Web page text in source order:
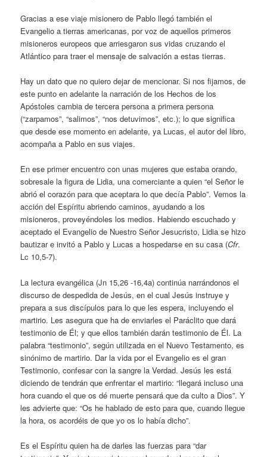
Gracias a ese viaje misionero de Pablo llegó también el
Evangelio a tierras americanas, por voz de aquellos primeros
misioneros europeos que arriesgaron sus vidas cruzando el
Atlántico para traer el mensaje de salvación a estas tierras.
Hay un dato que no quiero dejar de mencionar. Si nos fijamos, de
este punto en adelante la narración de los Hechos de los
Apóstoles cambia de tercera persona a primera persona
(“zarpamos”, “salimos”, “nos detuvimos”, etc.); lo que significa
que desde ese momento en adelante, ya Lucas, el autor del libro,
acompaña a Pablo en sus viajes.
En ese primer encuentro con unas mujeres que estaba orando,
sobresale la figura de Lidia, una comerciante a quien “el Señor le
abrió el corazón para que aceptara lo que decía Pablo”. Vemos la
acción del Espíritu abriendo caminos, ayudando a los
misioneros, proveyéndoles los medios. Habiendo escuchado y
aceptado el Evangelio de Nuestro Señor Jesucristo, Lidia se hizo
bautizar e invitó a Pablo y Lucas a hospedarse en su casa (Cfr.
Lc 10,5-7).
La lectura evangélica (Jn 15,26 -16,4a) continúa narrándonos el
discurso de despedida de Jesús, en el cual Jesús instruye y
prepara a sus discípulos para lo que les espera, incluyendo el
martirio. Les asegura que ha de enviarles el Paráclito que dará
testimonio de Él; y que ellos también darán testimonio de Él. La
palabra “testimonio”, según utilizada en el Nuevo Testamento, es
sinónimo de martirio. Dar la vida por el Evangelio es el gran
Testimonio, confesar con la sangre la Verdad. Jesús les está
diciendo de tendrán que enfrentar el martirio: “llegará incluso una
hora cuando el que os dé muerte pensará que da culto a Dios”. Y
les advierte que: “Os he hablado de esto para que, cuando llegue
la hora, os acordéis de que yo os lo había dicho”.
Es el Espíritu quien ha de darles las fuerzas para “dar